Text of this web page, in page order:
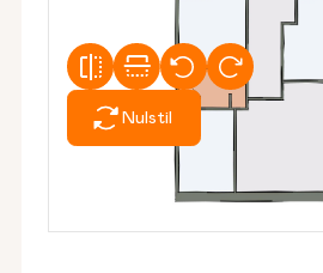
Nulstil